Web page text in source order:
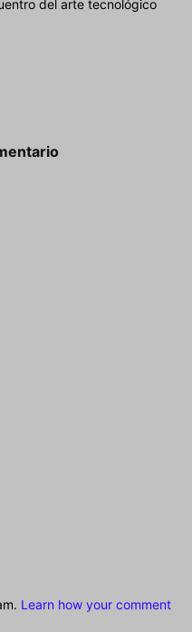
del arte tecnológico
Learn how your comment